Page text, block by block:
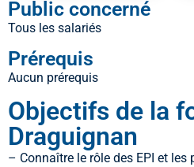
Public concerné
Tous les salariés
Prérequis
Aucun prérequis
Objectifs de la
Draguignan
– Connaître le rôle des EPI et les